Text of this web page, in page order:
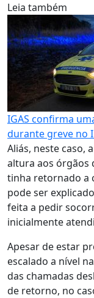
Leia também
IGAS confirma
durante greve no
Aliás, neste caso,
altura aos órgãos
tinha retornado a
pode ser
feita a pedir
inicialmente
Apesar de estar
escalado a nível
das chamadas
de retorno, no